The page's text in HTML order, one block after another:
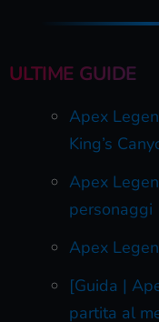
ULTIME GUIDE
Apex
King’s
Apex
personaggi
Apex
[Guida |
partita al